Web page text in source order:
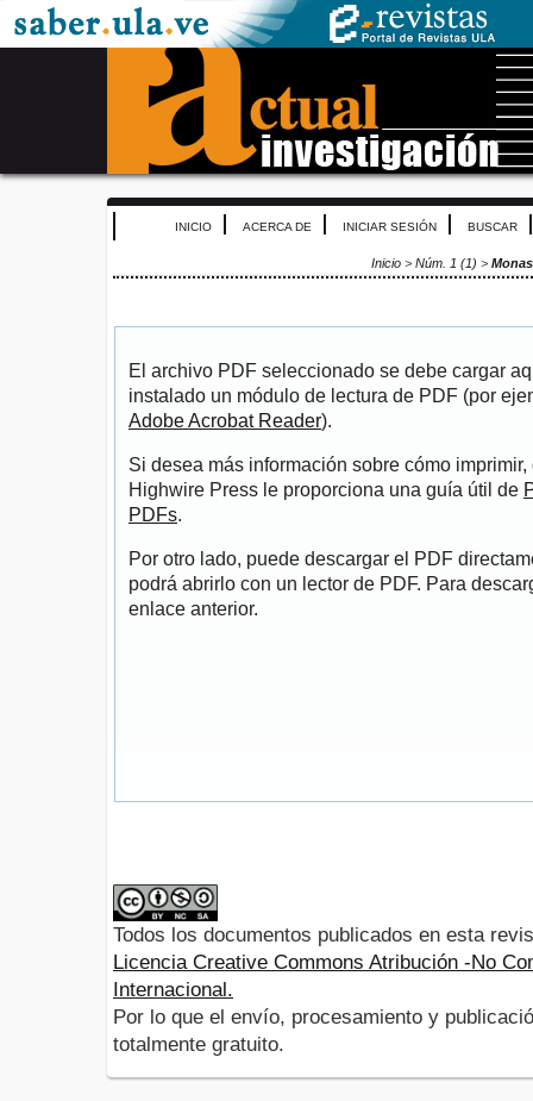
INICIO ACERCA DE INICIAR SESIÓN BUSCAR
Inicio > Núm. 1 (1) >
El archivo PDF seleccionado se debe cargar
instalado un módulo de lectura de PDF (por
Adobe Acrobat Reader).
Si desea más información sobre cómo
Highwire Press le proporciona una guía útil de
PDFs.
Por otro lado, puede descargar el PDF
podrá abrirlo con un lector de PDF. Para
enlace anterior.
Todos los documentos publicados en esta
Licencia Creative Commons Atribución -No
Internacional.
Por lo que el envío, procesamiento y
totalmente gratuito.